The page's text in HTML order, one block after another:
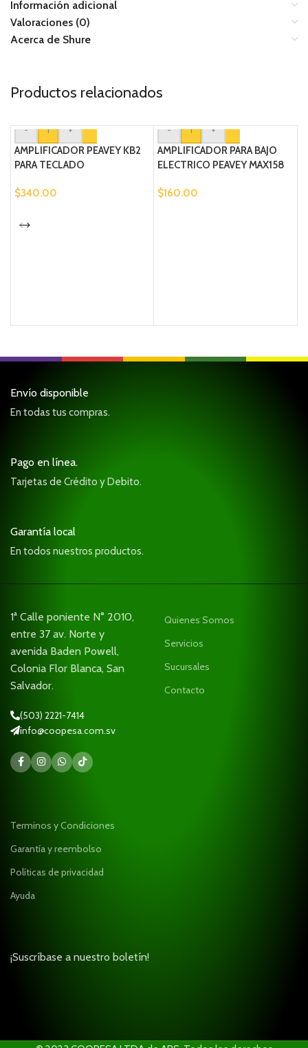
Información adicional
Valoraciones (0)
Acerca de Shure
Productos relacionados
-
+
AMPLIFICADOR PEAVEY KB2
PARA TECLADO
$340.00
-
+
AMPLIFICADOR PARA BAJO
ELECTRICO PEAVEY MAX158
$160.00
Envío disponible
En todas tus compras.
Pago en línea.
Tarjetas de Crédito y Debito.
Garantía local
En todos nuestros productos.
1ª Calle poniente N° 2010,
entre 37 av. Norte y
avenida Baden Powell,
Colonia Flor Blanca, San
Salvador.
(503) 2221-7414
info@coopesa.com.sv
Quienes Somos
Servicios
Sucursales
Contacto
Terminos y Condiciones
Garantía y reembolso
Políticas de privacidad
Ayuda
¡Suscríbase a nuestro boletín!